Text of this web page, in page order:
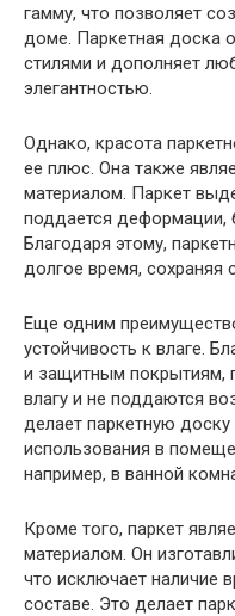
гамму, что позволяет
доме. Паркетная доска
стилями и дополняет
элегантностью.
Однако, красота
ее плюс. Она также
материалом. Паркет
поддается деформации,
Благодаря этому,
долгое время, сохраняя
Еще одним
устойчивость к влаге.
и защитным покрытиям,
влагу и не поддаются
делает паркетную
использования в
например, в ванной
Кроме того, паркет
материалом. Он
что исключает наличие
составе. Это делает